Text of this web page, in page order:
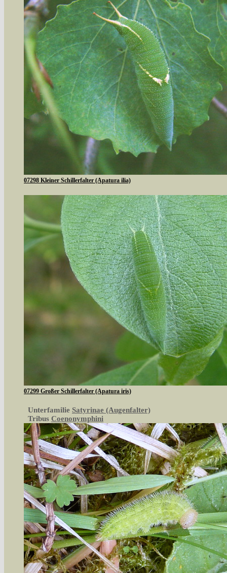
07298 Kleiner Schillerfalter (Apatura ilia)
07299 Großer Schillerfalter (Apatura iris)
Unterfamilie Satyrinae (Augenfalter)
Tribus Coenonymphini